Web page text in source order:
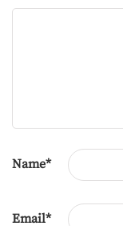
Name*
Email*